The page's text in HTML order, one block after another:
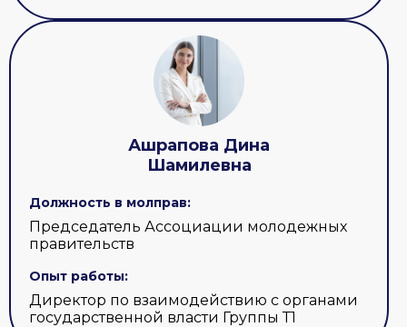
Ашрапова Дина
Шамилевна
Должность в молправ:
Председатель Ассоциации молодежных
правительств
Опыт работы:
Директор по взаимодействию с органами
государственной власти Группы Т1